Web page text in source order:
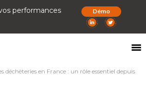
performances Démo
déchèteries en France : un rôle essentiel depuis